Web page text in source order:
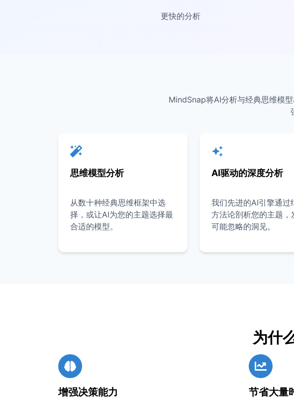
更快的分析
MindSnap将AI分析与经典思维模
思维模型分析
从数十种经典思维框架中选
择，或让AI为您的主题选择最
合适的模型。
AI驱动的深度分析
我们先进的AI引擎通过
方法论剖析您的主题，
可能忽略的洞见。
为什
增强决策能力 节省大量